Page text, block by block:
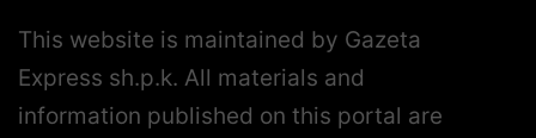
This website is maintained by Gazeta
Express sh.p.k. All materials and
information published on this portal are